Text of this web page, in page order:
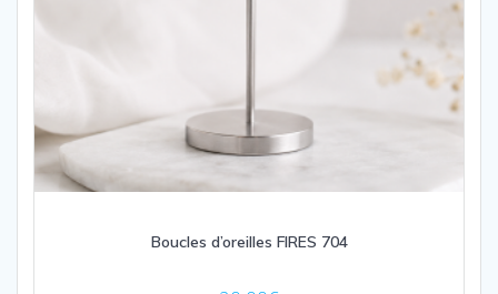
Boucles d’oreilles FIRES 704